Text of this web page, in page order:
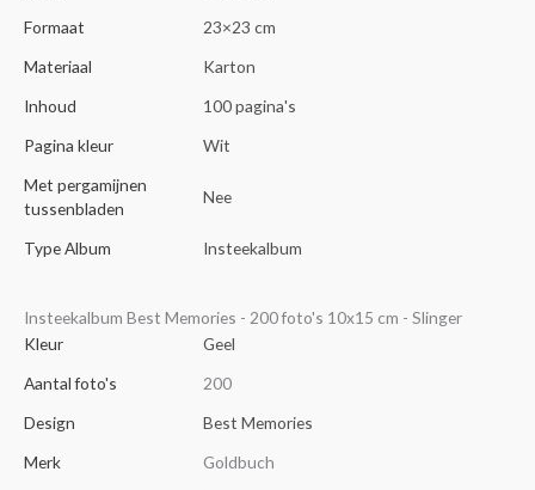
Formaat
23×23 cm
Materiaal
Karton
Inhoud
100 pagina's
Pagina kleur
Wit
Met pergamijnen
tussenbladen
Nee
Type Album Insteekalbum
Insteekalbum Best Memories - 200 foto's 10x15 cm - Slinger
Kleur
Geel
Aantal foto's
200
Design
Best Memories
Merk
Goldbuch